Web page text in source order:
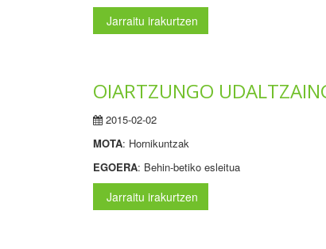
Jarraitu irakurtzen
OIARTZUNGO
2015-02-02
MOTA: Hornikuntzak
EGOERA: Behin-betiko esleitua
Jarraitu irakurtzen